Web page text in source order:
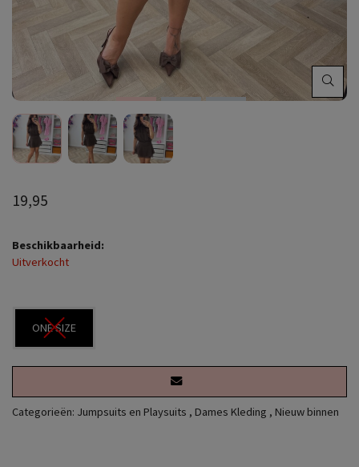
19,95
Beschikbaarheid:
Uitverkocht
ONE SIZE
Categorieën: Jumpsuits en Playsuits , Dames Kleding , Nieuw binnen